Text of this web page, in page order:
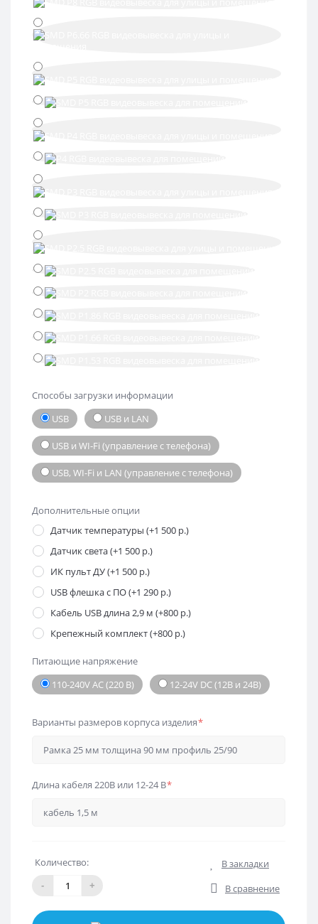
Способы загрузки информации
USB
USB и LAN
USB и WI-Fi (управление с телефона)
USB, WI-Fi и LAN (управление с телефона)
Дополнительные опции
Датчик температуры (+1 500 р.)
Датчик света (+1 500 р.)
ИК пульт ДУ (+1 500 р.)
USB флешка с ПО (+1 290 р.)
Кабель USB длина 2,9 м (+800 р.)
Крепежный комплект (+800 р.)
Питающие напряжение
110-240V AC (220 В)
12-24V DC (12В и 24В)
Варианты размеров корпуса изделия*
Длина кабеля 220В или 12-24 В*
Количество:
- +
В закладки
В сравнение